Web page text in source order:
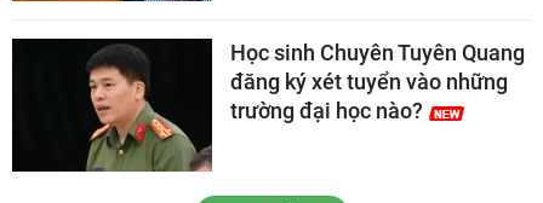
Học sinh Chuyên Tuyên Quang
đăng ký xét tuyển vào những
trường đại học nào?